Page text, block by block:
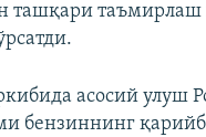
ташқари таъмирлаш
асосий улуш
бензиннинг